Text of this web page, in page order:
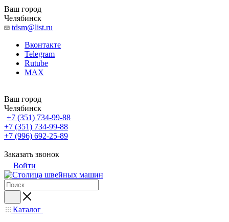
Ваш город
Челябинск
tdsm@list.ru
Вконтакте
Telegram
Rutube
MAX
Ваш город
Челябинск
+7 (351) 734-99-88
+7 (351) 734-99-88
+7 (996) 692-25-89
Заказать звонок
Войти
Каталог